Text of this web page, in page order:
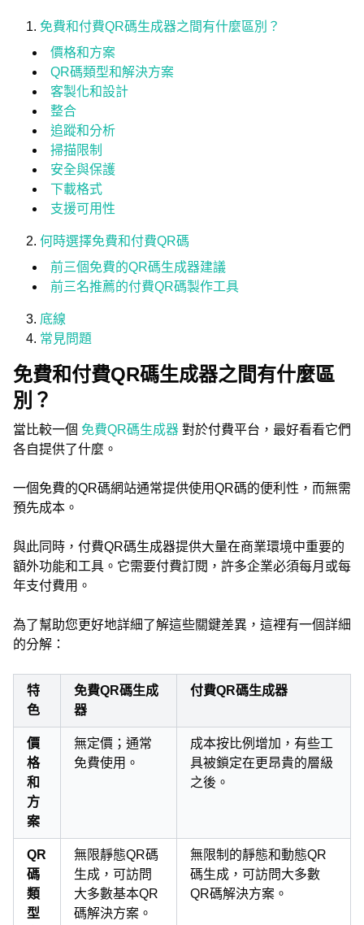
免費和付費QR碼生成器之間有什麼區別？
價格和方案
QR碼類型和解決方案
客製化和設計
整合
追蹤和分析
掃描限制
安全與保護
下載格式
支援可用性
何時選擇免費和付費QR碼
前三個免費的QR碼生成器建議
前三名推薦的付費QR碼製作工具
底線
常見問題
免費和付費QR碼生成器之間有什麼區
別？
當比較一個 免費QR碼生成器 對於付費平台，最好看看它們
各自提供了什麼。
一個免費的QR碼網站通常提供使用QR碼的便利性，而無需
預先成本。
與此同時，付費QR碼生成器提供大量在商業環境中重要的
額外功能和工具。它需要付費訂閱，許多企業必須每月或每
年支付費用。
為了幫助您更好地詳細了解這些關鍵差異，這裡有一個詳細
的分解：
特
色
免費QR碼生成
器
付費QR碼生成器
價
格
和
方
案
無定價；通常
免費使用。
成本按比例增加，有些工
具被鎖定在更昂貴的層級
之後。
QR
碼
類
型
無限靜態QR碼
生成，可訪問
大多數基本QR
碼解決方案。
無限制的靜態和動態QR
碼生成，可訪問大多數
QR碼解決方案。